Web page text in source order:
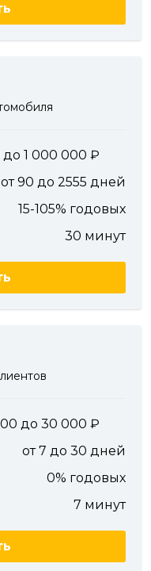
до 1 000 000
от 90 до 2555 дней
15-105% годовых
30 минут
до 30 000
от 7 до 30 дней
0% годовых
7 минут